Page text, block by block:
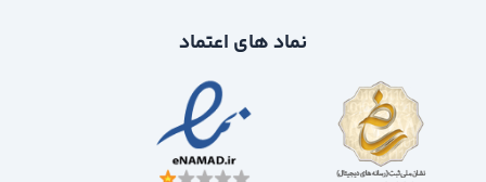
نماد های اعتماد